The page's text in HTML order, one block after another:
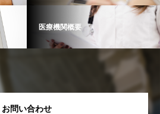
医療機関概要
お問い合わせ